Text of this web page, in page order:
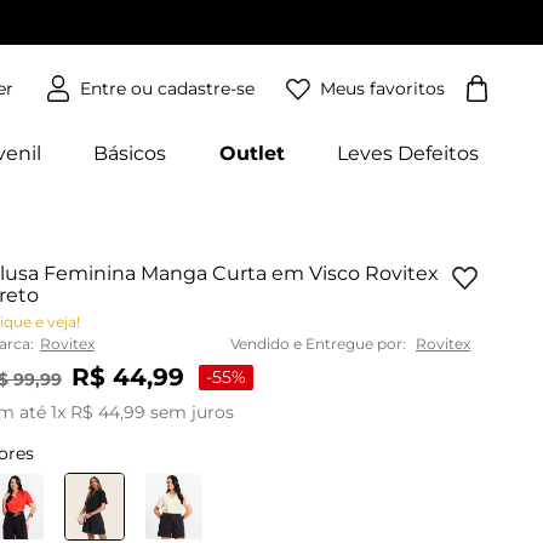
Meus favoritos
Básicos Outlet Leves Defeitos
Feminina Manga Curta em Visco Rovitex
e veja!
Rovitex Vendido e Entregue por: Rovitex
99,99 R$ 44,99 -55%
até 1x R$ 44,99 sem juros